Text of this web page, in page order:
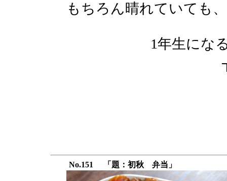
もちろん晴れていても
1年生にな
No.151 「題：初秋 弁当」